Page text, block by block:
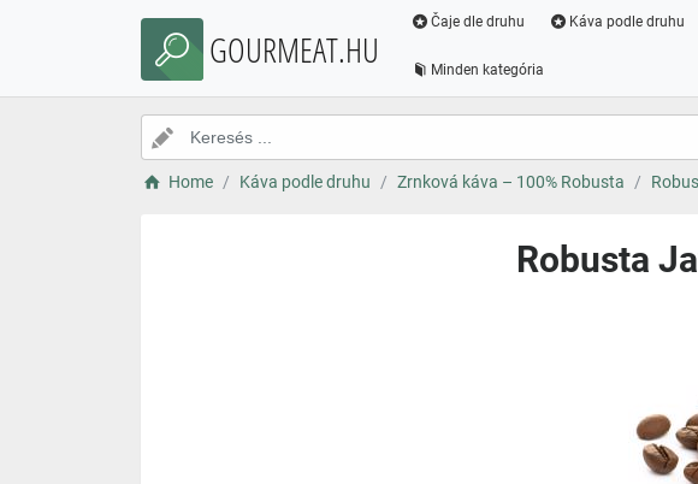
GOURMEAT.HU
Čaje dle druhu Káva podle druhu
Minden kategória
Home Káva podle druhu Zrnková káva – 100% Robusta
Robusta